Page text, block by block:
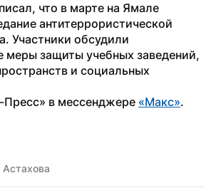
антитеррористической
Участники обсудили
меры защиты учебных заведений,
и социальных
Пресс» в мессенджере «Макс».
Астахова